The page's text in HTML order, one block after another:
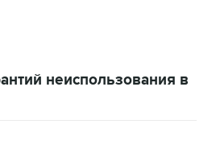
неиспользования в